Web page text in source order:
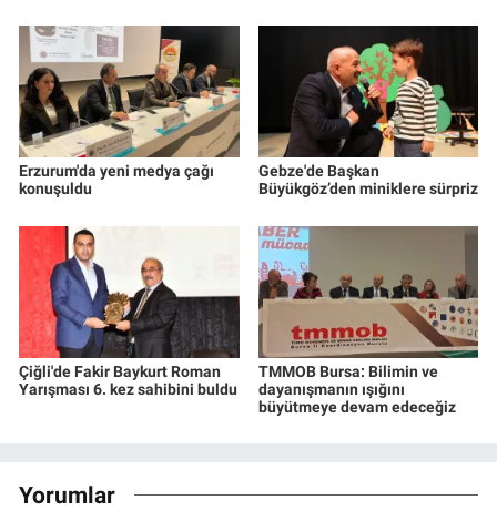
Erzurum'da yeni medya çağı
konuşuldu
Gebze'de Başkan
Büyükgöz’den miniklere sürpriz
Çiğli'de Fakir Baykurt Roman
Yarışması 6. kez sahibini buldu
TMMOB Bursa: Bilimin ve
dayanışmanın ışığını
büyütmeye devam edeceğiz
Yorumlar